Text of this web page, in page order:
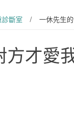
斷室 / 一休先生
才愛